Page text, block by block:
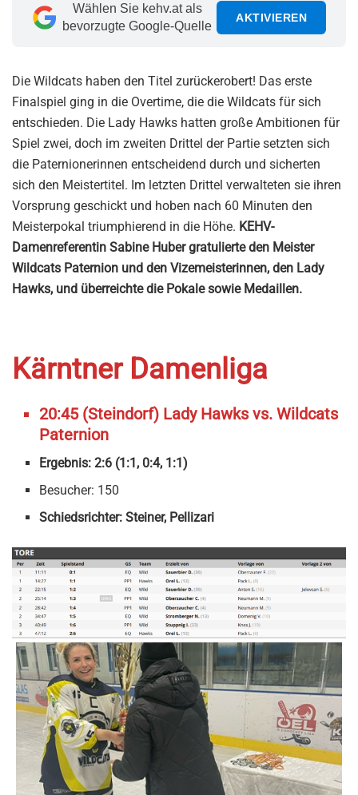
Wählen Sie kehv.at als
bevorzugte Google-Quelle
AKTIVIEREN
Die Wildcats haben den Titel zurückerobert! Das erste
Finalspiel ging in die Overtime, die die Wildcats für sich
entschieden. Die Lady Hawks hatten große Ambitionen für
Spiel zwei, doch im zweiten Drittel der Partie setzten sich
die Paternionerinnen entscheidend durch und sicherten
sich den Meistertitel. Im letzten Drittel verwalteten sie ihren
Vorsprung geschickt und hoben nach 60 Minuten den
Meisterpokal triumphierend in die Höhe. KEHV-
Damenreferentin Sabine Huber gratulierte den Meister
Wildcats Paternion und den Vizemeisterinnen, den Lady
Hawks, und überreichte die Pokale sowie Medaillen.
Kärntner Damenliga
20:45 (Steindorf) Lady Hawksvs. Wildcats
Paternion
Ergebnis: 2:6 (1:1, 0:4, 1:1)
Besucher: 150
Schiedsrichter: Steiner, Pellizari